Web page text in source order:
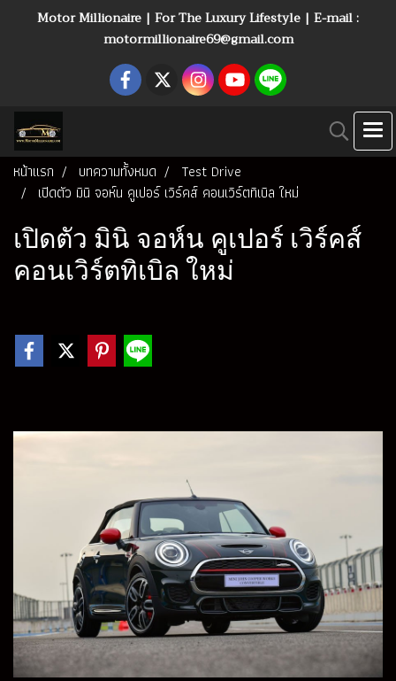
Motor Millionaire | For The Luxury Lifestyle | E-mail :
motormillionaire69@gmail.com
หน้าแรก บทความทั้งหมด
Test Drive
เปิดตัว มินิ จอห์น คูเปอร์ เวิร์คส์ คอนเวิร์ตทิเบิล ใหม่
เปิดตัว มินิ จอห์น คูเปอร์ เวิร์คส์
คอนเวิร์ตทิเบิล ใหม่